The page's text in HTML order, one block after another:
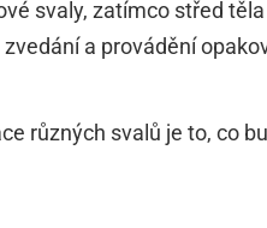
svaly, zatímco střed
a provádění
různých svalů je to, co